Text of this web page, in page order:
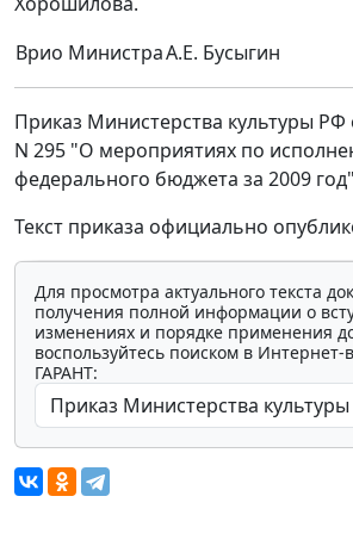
Врио МинистраА.Е. Бусыгин
Приказ Министерства культуры РФ
N 295 "О мероприятиях по
федерального бюджета за 2009 год"
Текст приказа официально
Для просмотра актуального текста
получения полной информации о
изменениях и порядке применения
воспользуйтесь поиском в
ГАРАНТ: